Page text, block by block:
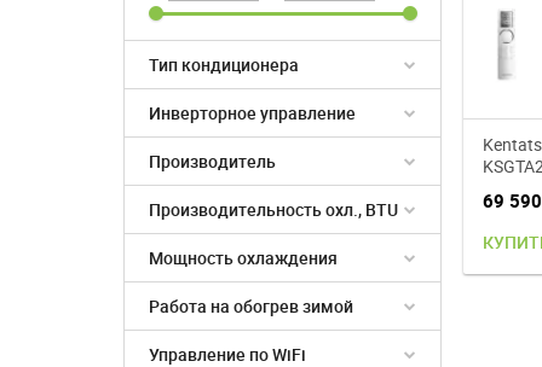
Тип кондиционера
Инверторное управление
Производитель
Производительность охл., BTU
Мощность охлаждения
Работа на обогрев зимой
Управление по WiFi
69 590